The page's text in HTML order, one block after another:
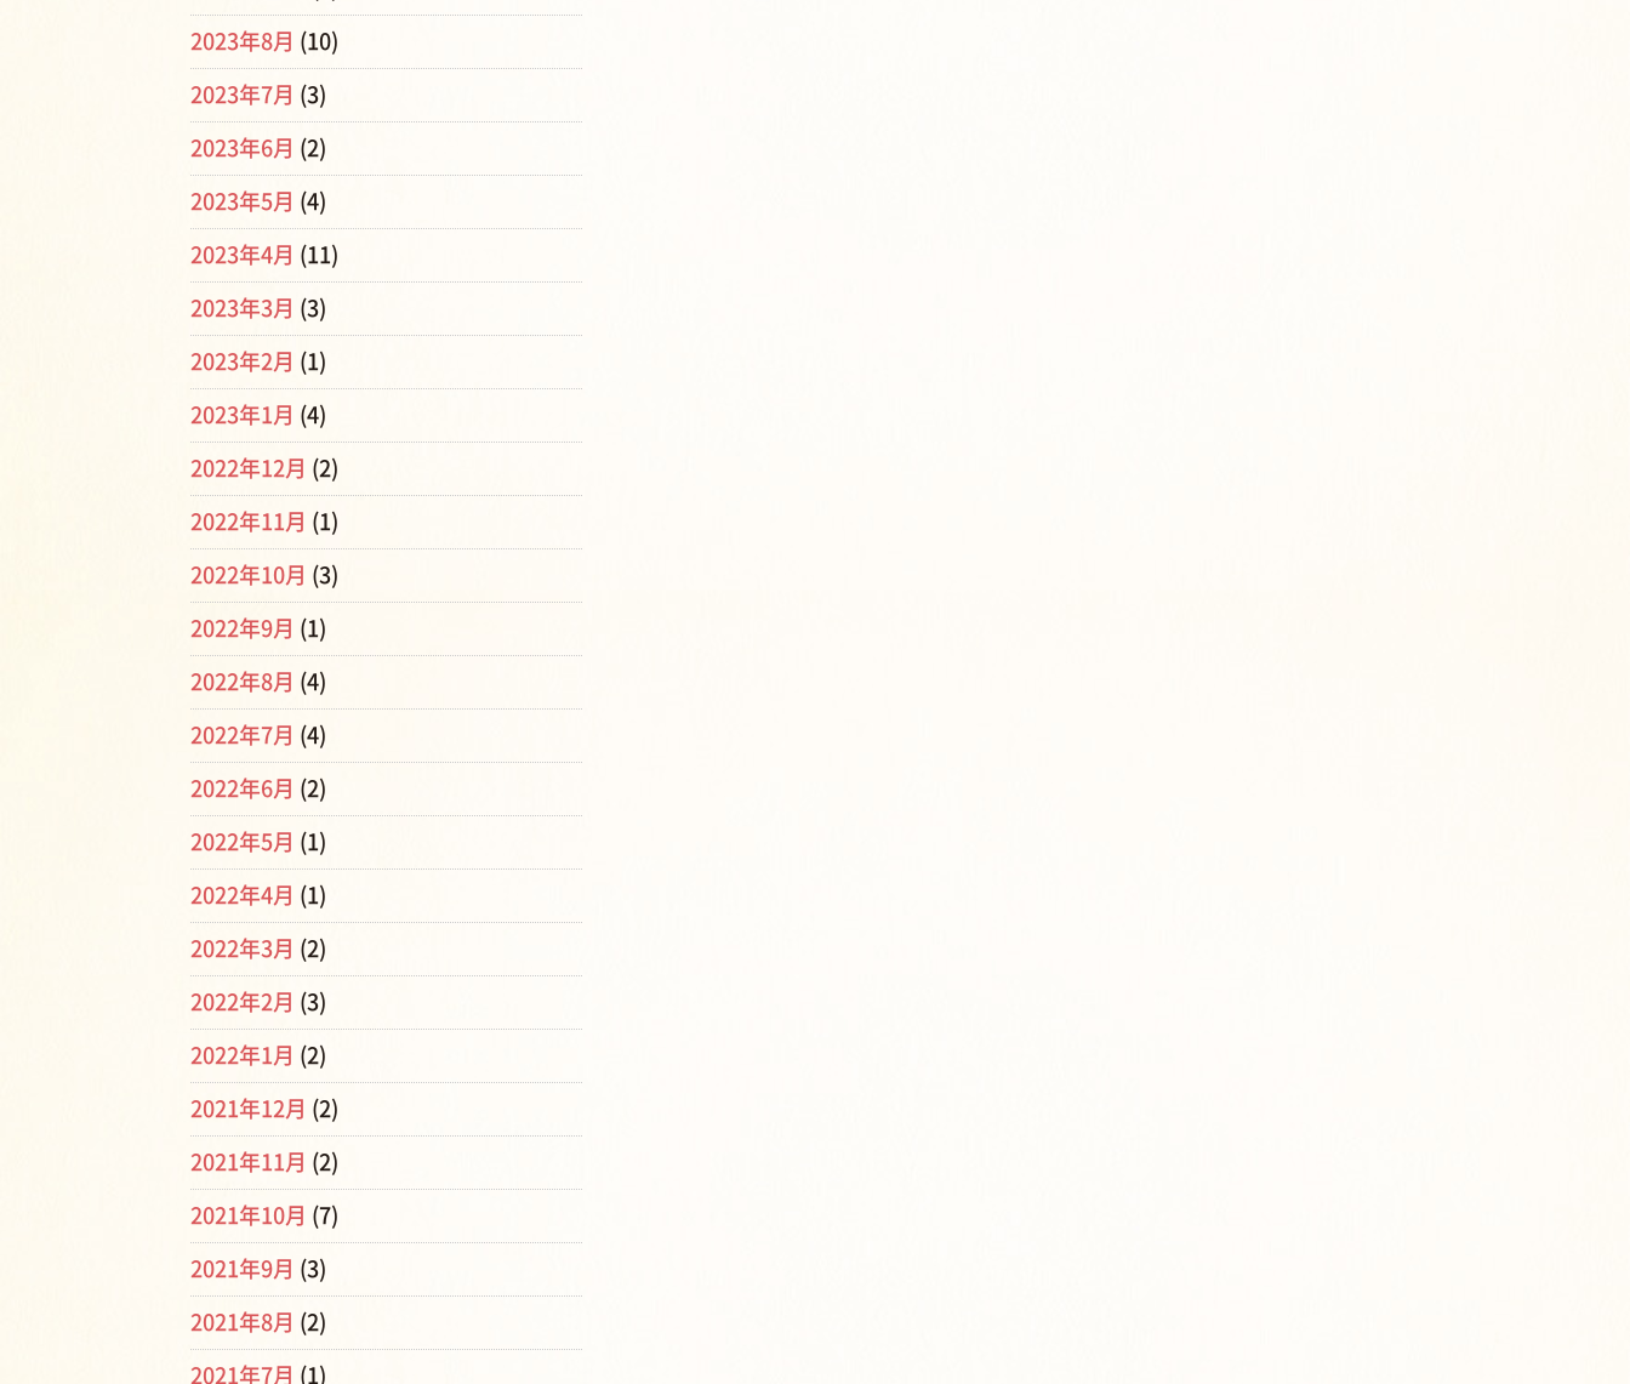
2023年8月 (10)
2023年7月 (3)
2023年6月 (2)
2023年5月 (4)
2023年4月 (11)
2023年3月 (3)
2023年2月 (1)
2023年1月 (4)
2022年12月 (2)
2022年11月 (1)
2022年10月 (3)
2022年9月 (1)
2022年8月 (4)
2022年7月 (4)
2022年6月 (2)
2022年5月 (1)
2022年4月 (1)
2022年3月 (2)
2022年2月 (3)
2022年1月 (2)
2021年12月 (2)
2021年11月 (2)
2021年10月 (7)
2021年9月 (3)
2021年8月 (2)
2021年7月 (1)